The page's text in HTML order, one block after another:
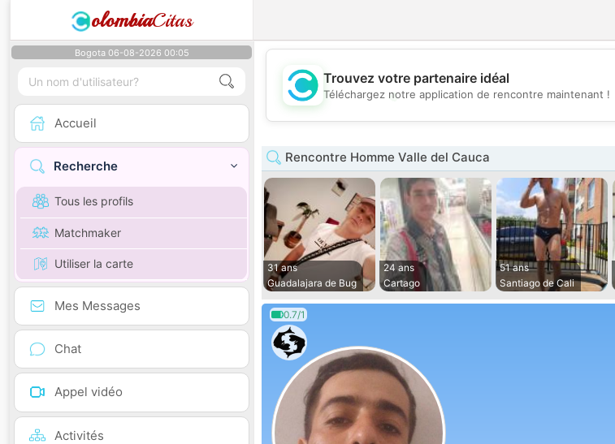
olombiaCitas
Bogota 06-08-2026 00:05
Accueil
Recherche
Tous les profils
Matchmaker
Utiliser la carte
Mes Messages
Chat
Appel vidéo
Activités
💕
Trouvez votre partenaire idéal
Téléchargez notre application de rencontre maintenant !
Rencontre Homme Valle del Cauca
31 ans
Guadalajara de Bug
24 ans
Cartago
51 ans
Santiago de Cali
0.7/1